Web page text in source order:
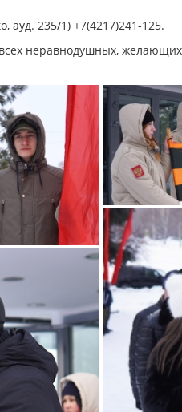
ауд. 235/1) +7(4217)241-125.
неравнодушных,